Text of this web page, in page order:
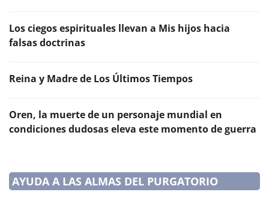
Los ciegos espirituales llevan a Mis hijos hacia
falsas doctrinas
Reina y Madre de Los Últimos Tiempos
Oren, la muerte de un personaje mundial en
condiciones dudosas eleva este momento de guerra
AYUDA A LAS ALMAS DEL PURGATORIO